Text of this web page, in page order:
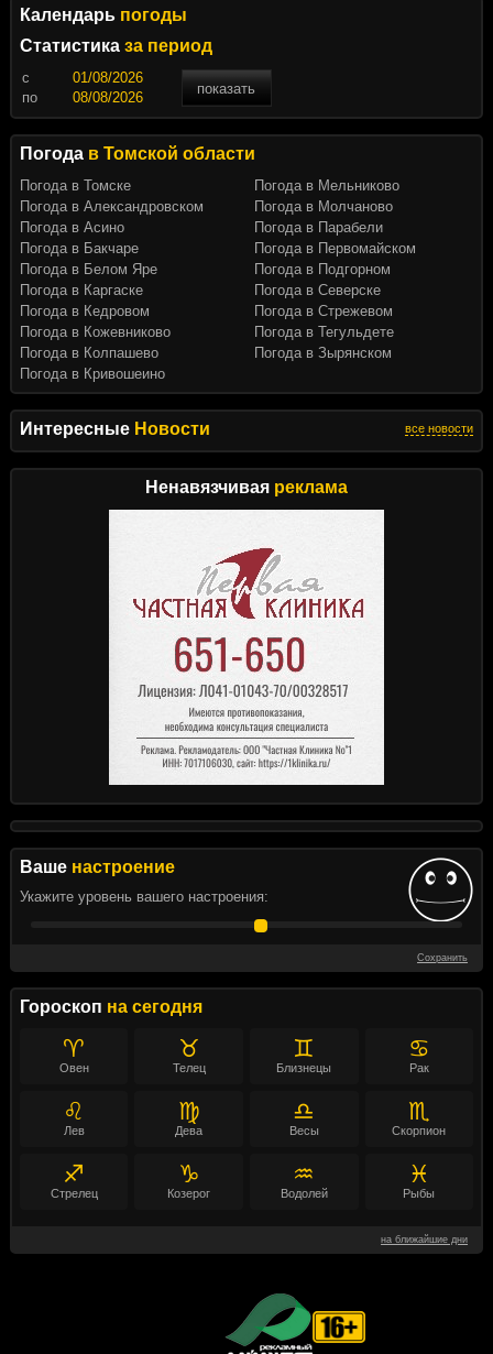
Интересные Новости все новости
Ненавязчивая реклама
Ваше настроение
Укажите уровень вашего настроения:
Сохранить
Гороскоп на сегодня
♈
Овен
♉
Телец
♊
Близнецы
♋
Рак
♌
Лев
♍
Дева
♎
Весы
♏
Скорпион
♐
Стрелец
♑
Козерог
♒
Водолей
♓
Рыбы
на ближайшие дни
Календарь погоды
Статистика за период
c
показать
по
Погода в Томской области
Погода в Томске
Погода в Александровском
Погода в Асино
Погода в Бакчаре
Погода в Белом Яре
Погода в Каргаске
Погода в Кедровом
Погода в Кожевниково
Погода в Колпашево
Погода в Кривошеино
Погода в Мельниково
Погода в Молчаново
Погода в Парабели
Погода в Первомайском
Погода в Подгорном
Погода в Северске
Погода в Стрежевом
Погода в Тегульдете
Погода в Зырянском